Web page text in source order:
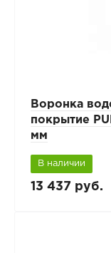
Воронка
покрытие
мм
В наличии
13 437 руб.